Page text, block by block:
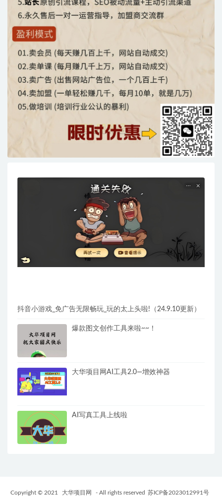
抖音小游戏_免广告无限畅玩_玩的太上头啦!（24.9.10更新）
爆款图文创作工具来啦~~！
大华项目网AI工具2.0—增效神器
AI写真工具上线啦
Copyright © 2021 大华项目网 - All rights reserved 苏ICP备2023012991号